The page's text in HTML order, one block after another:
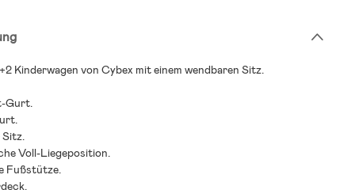
Kinderwagen von Cybex mit einem wendbaren Sitz.
Gurt.
Sitz.
Voll-Liegeposition.
Fußstütze.